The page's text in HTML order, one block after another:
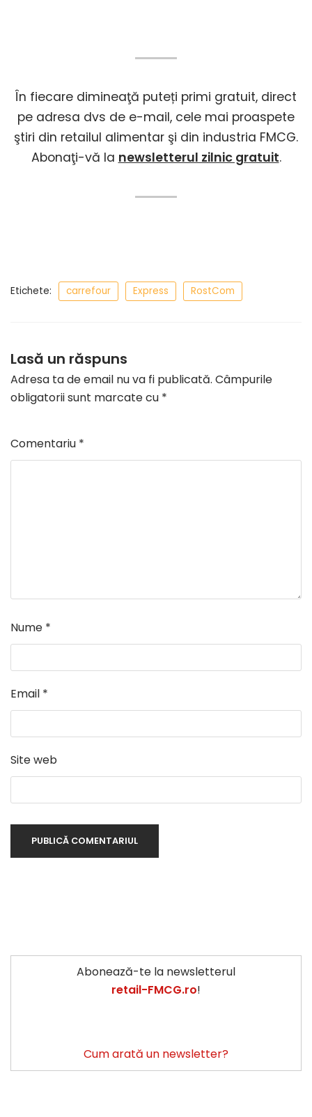
În fiecare dimineaţă puteți primi gratuit, direct
pe adresa dvs de e-mail, cele mai proaspete
ştiri din retailul alimentar şi din industria FMCG.
Abonaţi-vă la newsletterul zilnic gratuit.
Etichete: carrefour Express RostCom
Lasă un răspuns
Adresa ta de email nu va fi publicată. Câmpurile
obligatorii sunt marcate cu *
Comentariu *
Nume *
Email *
Site web
Abonează-te la newsletterul
retail-FMCG.ro!
Cum arată un newsletter?